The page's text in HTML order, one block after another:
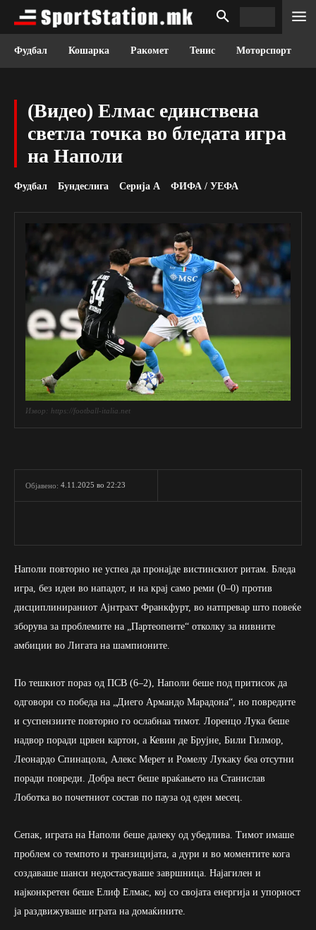
Фудбал Кошарка Ракомет Тенис Моторспорт
(Видео) Елмас единствена
светла точка во бледата игра
на Наполи
Фудбал Бундеслига Серија А ФИФА / УЕФА
Извор: https://football-italia.net
Објавено: 4.11.2025 во 22:23
Наполи повторно не успеа да пронајде вистинскиот ритам. Бледа
игра, без идеи во нападот, и на крај само реми (0–0) против
дисциплинираниот Ајнтрахт Франкфурт, во натпревар што повеќе
зборува за проблемите на „Партеопеите“ отколку за нивните
амбиции во Лигата на шампионите.
По тешкиот пораз од ПСВ (6–2), Наполи беше под притисок да
одговори со победа на „Диего Армандо Марадона“, но повредите
и суспензиите повторно го ослабнаа тимот. Лоренцо Лука беше
надвор поради црвен картон, а Кевин де Брујне, Били Гилмор,
Леонардо Спинацола, Алекс Мерет и Ромелу Лукаку беа отсутни
поради повреди. Добра вест беше враќањето на Станислав
Лоботка во почетниот состав по пауза од еден месец.
Сепак, играта на Наполи беше далеку од убедлива. Тимот имаше
проблем со темпото и транзицијата, а дури и во моментите кога
создаваше шанси недостасуваше завршница. Најагилен и
најконкретен беше Елиф Елмас, кој со својата енергија и упорност
ја раздвижуваше играта на домаќините.